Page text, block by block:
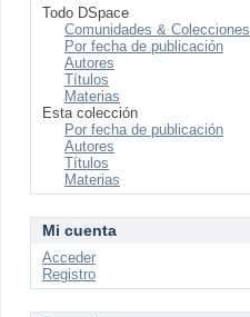
Todo DSpace
Comunidades & Colecciones
Por fecha de publicación
Autores
Títulos
Materias
Esta colección
Por fecha de publicación
Autores
Títulos
Materias
Mi cuenta
Acceder
Registro